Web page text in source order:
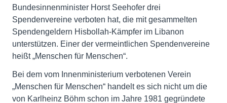
Bundesinnenminister Horst Seehofer drei
Spendenvereine verboten hat, die mit gesammelten
Spendengeldern Hisbollah-Kämpfer im Libanon
unterstützen. Einer der vermeintlichen Spendenvereine
heißt „Menschen für Menschen“.
Bei dem vom Innenministerium verbotenen Verein
„Menschen für Menschen“ handelt es sich nicht um die
von Karlheinz Böhm schon im Jahre 1981 gegründete